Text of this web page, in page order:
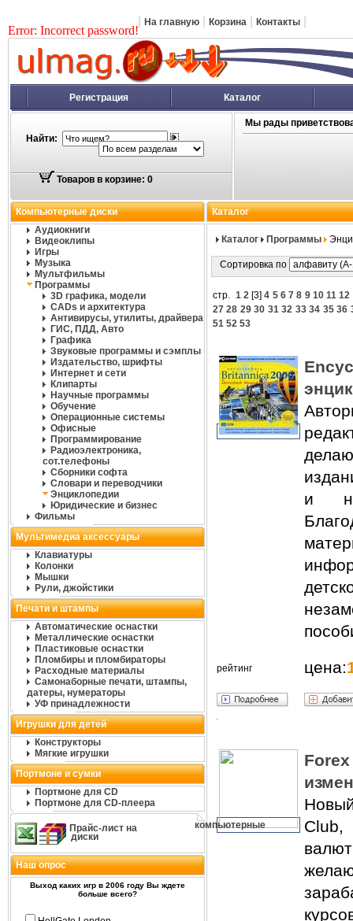
Error: Incorrect password!
На главную Корзина Контакты
Регистрация Каталог
Найти:
Товаров в корзине: 0
Мы рады
Компьютерные диски
Аудиокниги
Видеоклипы
Игры
Музыка
Мультфильмы
Программы
3D графика, модели
CADs и архитектура
Антивирусы, утилиты, драйвера
ГИС, ПДД, Авто
Графика
Звуковые программы и сэмплы
Издательство, шрифты
Интернет и сети
Клипарты
Научные программы
Обучение
Операционные системы
Офисные
Программирование
Радиоэлектроника,
сот.телефоны
Сборники софта
Словари и переводчики
Энциклопедии
Юридические и бизнес
Фильмы
Мультимедиа аксессуары
Клавиатуры
Колонки
Мышки
Рули, джойстики
Печати и штампы
Автоматические оснастки
Металлические оснастки
Пластиковые оснастки
Пломбиры и пломбираторы
Расходные материалы
Самонаборные печати, штампы,
датеры, нумераторы
УФ принадлежности
Игрушки для детей
Конструкторы
Мягкие игрушки
Портмоне и сумки
Портмоне для CD
Портмоне для CD-плеера
Прайс-лист на
компьютерные
диски
Наш опрос
Выход каких игр в 2006 году Вы ждете
больше всего?
Каталог
Каталог Программы
Сортировка по
стр. 1 2[3]4 5 6 7 8 9 10 11 12
27 28 29 30 31 32 33 34 35 36
51 52 53
и
рейтинг цена: